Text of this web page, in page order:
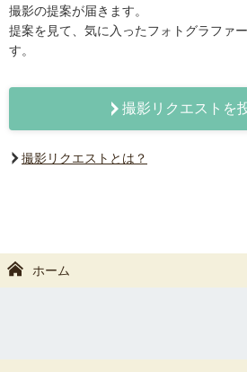
撮影の提案が届きます。
提案を見て、気に入ったフォトグラファ
す。
撮影リクエストを
撮影リクエストとは？
ホーム